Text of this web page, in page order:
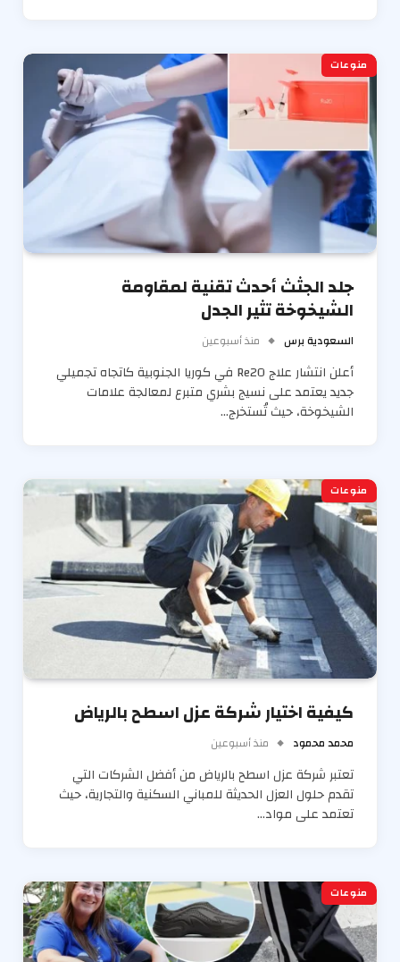
منوعات
جلد الجثث أحدث تقنية لمقاومة
الشيخوخة تثير الجدل
السعودية برس منذ أسبوعين
أعلن انتشار علاج Re2O في كوريا الجنوبية كاتجاه تجميلي
جديد يعتمد على نسيج بشري متبرع لمعالجة علامات
الشيخوخة، حيث تُستخرج…
منوعات
كيفية اختيار شركة عزل اسطح بالرياض
محمد محمود منذ أسبوعين
تعتبر شركة عزل اسطح بالرياض من أفضل الشركات التي
تقدم حلول العزل الحديثة للمباني السكنية والتجارية، حيث
تعتمد على مواد…
منوعات